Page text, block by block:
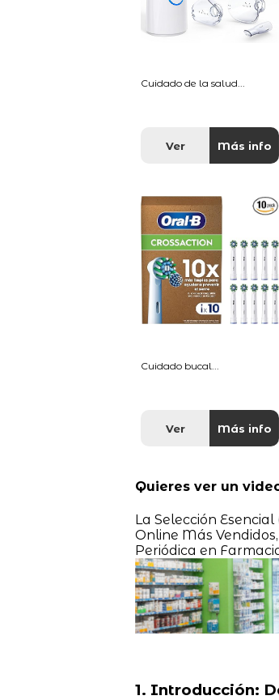
Cuidado de la salud...
Ver Más info
Cuidado bucal...
Ver Más info
Quieres ver un
La Selección
Online Más
Periódica en
1. Introducción: